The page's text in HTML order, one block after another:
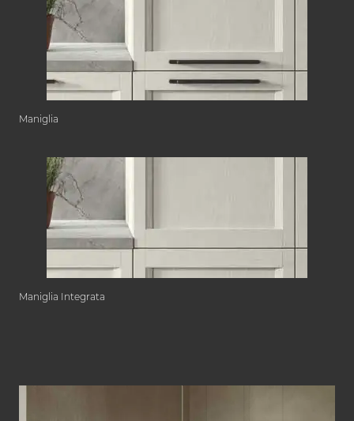
Maniglia
Maniglia Integrata